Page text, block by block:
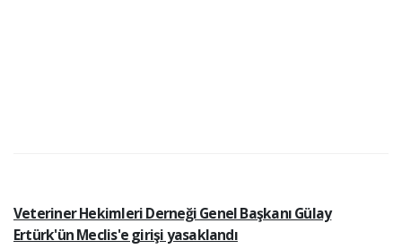
Veteriner Hekimleri Derneği Genel Başkanı Gülay
Ertürk'ün Meclis'e girişi yasaklandı